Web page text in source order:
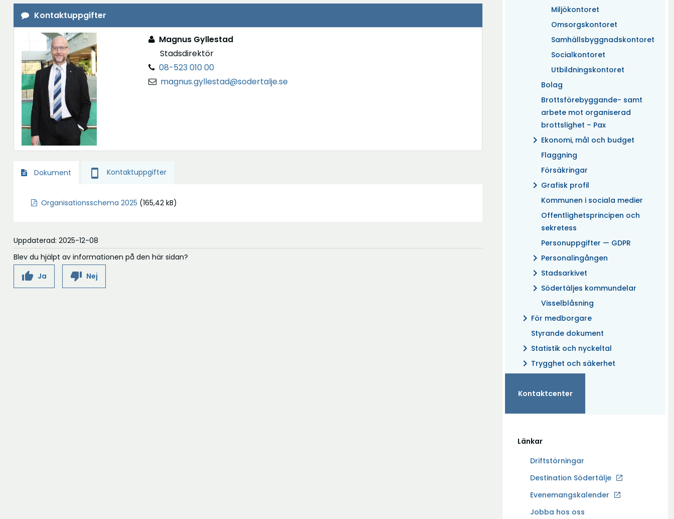
Miljökontoret
Omsorgskontoret
Samhällsbyggnadskontoret
Socialkontoret
Utbildningskontoret
Bolag
Brottsförebyggande- samt
arbete mot organiserad
brottslighet – Pax
chevron_right Ekonomi, mål och budget
Flaggning
Försäkringar
chevron_right Grafisk profil
Kommunen i sociala medier
Offentlighetsprincipen och
sekretess
Personuppgifter — GDPR
chevron_right Personalingången
chevron_right Stadsarkivet
chevron_right Södertäljes kommundelar
Visselblåsning
chevron_right För medborgare
Styrande dokument
chevron_right Statistik och nyckeltal
chevron_right Trygghet och säkerhet
Kontaktcenter
Länkar
Driftstörningar
Destination Södertälje
Ö
p
n
Evenemangskalender
Jobba hos oss
Ö
Kontaktuppgifter
Magnus Gyllestad
Stadsdirektör
08-523 010 00
magnus.gyllestad@sodertalje.se
Dokument smartphone Kontaktuppgifter
Organisationsschema 2025 (165,42 kB)
Uppdaterad: 2025-12-08
Blev du hjälpt av informationen på den här sidan?
thumb_up Ja thumb_down Nej